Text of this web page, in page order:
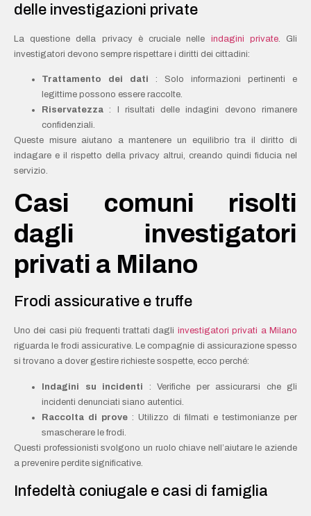
delle investigazioni private
La questione della privacy è cruciale nelle indagini private. Gli
investigatori devono sempre rispettare i diritti dei cittadini:
Trattamento dei dati : Solo informazioni pertinenti e
legittime possono essere raccolte.
Riservatezza : I risultati delle indagini devono rimanere
confidenziali.
Queste misure aiutano a mantenere un equilibrio tra il diritto di
indagare e il rispetto della privacy altrui, creando quindi fiducia nel
servizio.
Casi comuni risolti
dagli investigatori
privati a Milano
Frodi assicurative e truffe
Uno dei casi più frequenti trattati dagli investigatori privati a Milano
riguarda le frodi assicurative. Le compagnie di assicurazione spesso
si trovano a dover gestire richieste sospette, ecco perché:
Indagini su incidenti : Verifiche per assicurarsi che gli
incidenti denunciati siano autentici.
Raccolta di prove : Utilizzo di filmati e testimonianze per
smascherare le frodi.
Questi professionisti svolgono un ruolo chiave nell’aiutare le aziende
a prevenire perdite significative.
Infedeltà coniugale e casi di famiglia